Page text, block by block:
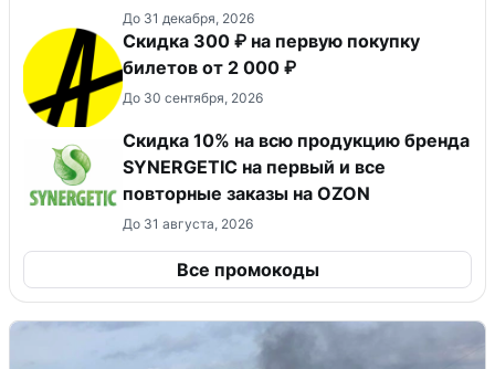
До 31 декабря, 2026
Скидка 300 ₽ на первую покупку
билетов от 2 000 ₽
До 30 сентября, 2026
Скидка 10% на всю продукцию бренда
SYNERGETIC на первый и все
повторные заказы на OZON
До 31 августа, 2026
Все промокоды